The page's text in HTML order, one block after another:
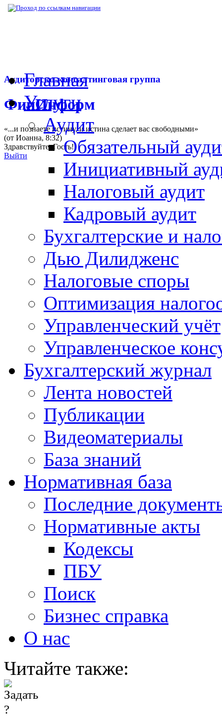
Аудиторско-консалтинговая группа
ФинИнформ
«...и познаете истину, и истина сделает вас свободными»
(от Иоанна, 8:32)
Здравствуйте,Гость!
Выйти
Главная
Услуги
Аудит
Обязательный
Инициативный
Налоговый аудит
Кадровый аудит
Бухгалтерские и
Дью Дилидженс
Налоговые споры
Оптимизация
Управленческий учёт
Управленческое
Бухгалтерский журнал
Лента новостей
Публикации
Видеоматериалы
База знаний
Нормативная база
Последние
Нормативные акты
Кодексы
ПБУ
Поиск
Бизнес справка
О нас
Читайте также: